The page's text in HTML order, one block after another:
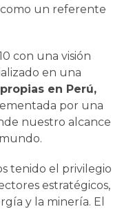
como un referente
con una visión
en una
en Perú,
por una
nuestro alcance
tenido el privilegio
estratégicos,
y la minería. El